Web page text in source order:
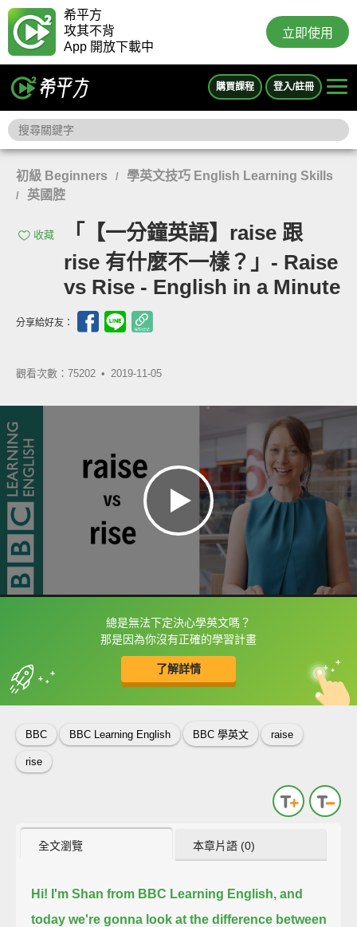
希平方
攻其不背
App 開放下載中
立即使用
購買課程 登入/註冊
初級 Beginners / 學英文技巧 English Learning Skills
/ 英國腔
收藏
「【一分鐘英語】raise 跟
rise 有什麼不一樣？」- Raise
vs Rise - English in a Minute
分享給好友：
觀看次數：75202 • 2019-11-05
總是無法下定決心學英文嗎？
那是因為你沒有正確的學習計畫
了解詳情
框選或點兩下字幕可以直接查字典喔！
收錄佳句 中
英
BBC BBC Learning English BBC 學英文 raise
rise
全文瀏覽 本章片語 (0)
Hi! I'm Shan from BBC Learning English, and
today we're gonna look at the difference between